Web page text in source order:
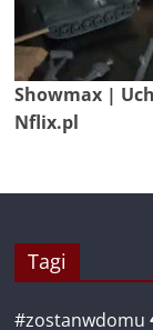
Showmax |
Nflix.pl
Tagi
#zostanwdomu